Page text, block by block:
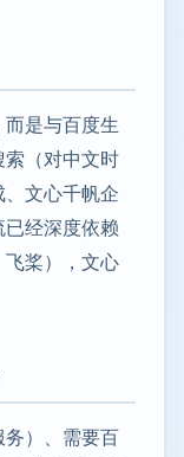
是与百度生
（对中文时
文心千帆企
经深度依赖
桨），文心
）、需要百